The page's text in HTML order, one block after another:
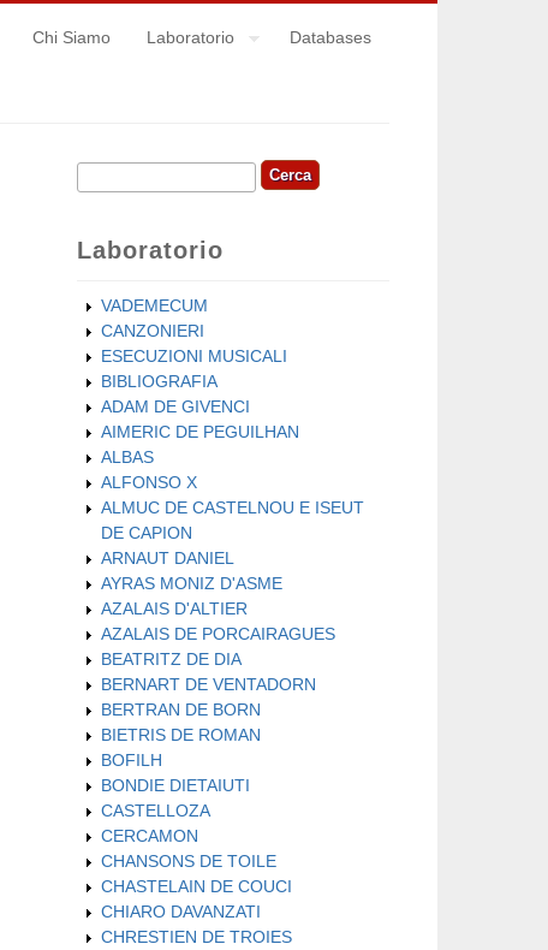
Chi Siamo Laboratorio Databases
Form di ricerca
Cerca
Laboratorio
VADEMECUM
CANZONIERI
ESECUZIONI MUSICALI
BIBLIOGRAFIA
ADAM DE GIVENCI
AIMERIC DE PEGUILHAN
ALBAS
ALFONSO X
ALMUC DE CASTELNOU E ISEUT
DE CAPION
ARNAUT DANIEL
AYRAS MONIZ D'ASME
AZALAIS D'ALTIER
AZALAIS DE PORCAIRAGUES
BEATRITZ DE DIA
BERNART DE VENTADORN
BERTRAN DE BORN
BIETRIS DE ROMAN
BOFILH
BONDIE DIETAIUTI
CASTELLOZA
CERCAMON
CHANSONS DE TOILE
CHASTELAIN DE COUCI
CHIARO DAVANZATI
CHRESTIEN DE TROIES